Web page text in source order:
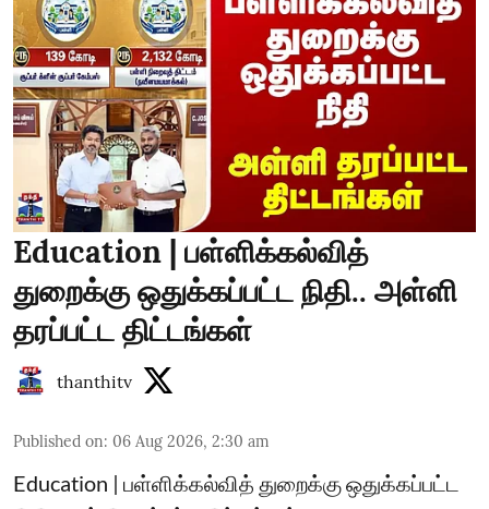
Education | பள்ளிக்கல்வித்
துறைக்கு ஒதுக்கப்பட்ட நிதி.. அள்ளி
தரப்பட்ட திட்டங்கள்
thanthitv
Published on: 06 Aug 2026, 2:30 am
Education | பள்ளிக்கல்வித் துறைக்கு ஒதுக்கப்பட்ட